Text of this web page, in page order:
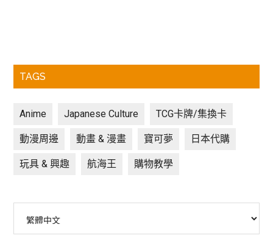
TAGS
Anime Japanese Culture TCG卡牌/集換卡
動漫周邊 動畫 & 漫畫 寶可夢 日本代購
玩具 & 興趣 航海王 購物教學